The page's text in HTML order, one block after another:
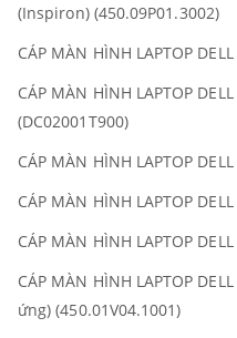
(Inspiron) (450.09P01.3002)
CÁP MÀN HÌNH LAPTOP DELL
CÁP MÀN HÌNH LAPTOP DELL
(DC02001T900)
CÁP MÀN HÌNH LAPTOP DELL
CÁP MÀN HÌNH LAPTOP DELL
CÁP MÀN HÌNH LAPTOP DELL
CÁP MÀN HÌNH LAPTOP DELL
ứng) (450.01V04.1001)